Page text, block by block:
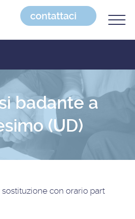
contattaci
badante a
(UD)
sostituzione con orario part